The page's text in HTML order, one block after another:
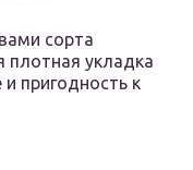
сорта
укладка
пригодность к